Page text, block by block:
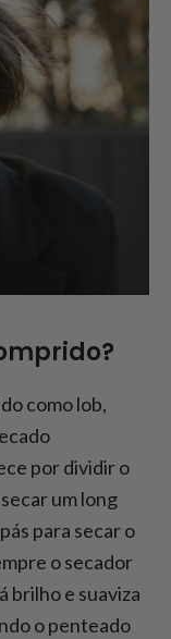
como lob,
por dividir o
um long
para secar o
o secador
brilho e suaviza
o penteado